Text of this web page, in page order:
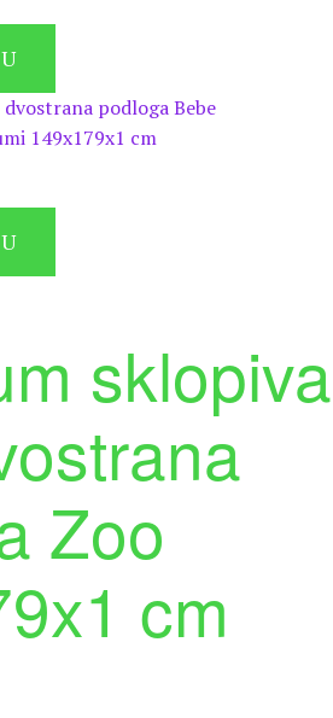
рсд.
podloga Bebe
149x179x1 cm
рсд.
sklopiva
Zoo
cm